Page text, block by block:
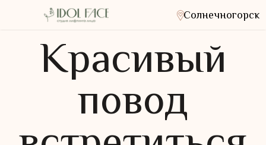
Солнечногорск
Красивый
повод
встретиться
Программы IDOL FACE